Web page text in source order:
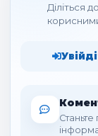
Діліться